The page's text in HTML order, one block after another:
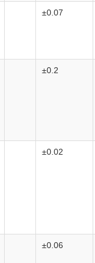
±0.07
±0.2
±0.02
±0.06